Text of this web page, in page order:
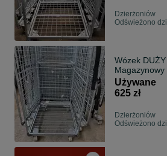
Dzierżoniów
Odświeżono
Wózek
Magazynowy
Siatkowy
Używane
625 zł
Dzierżoniów
Odświeżono